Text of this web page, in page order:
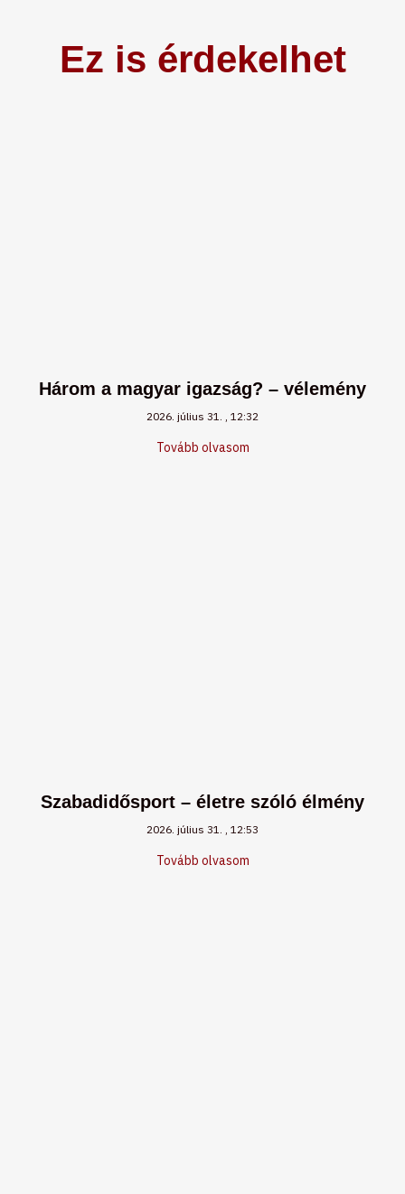
Ez is érdekelhet
Három a magyar igazság? – vélemény
2026. július 31. 12:32
Tovább olvasom
Szabadidősport – életre szóló élmény
2026. július 31. 12:53
Tovább olvasom